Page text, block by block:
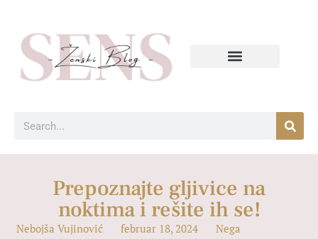
Prepoznajte gljivice na
noktima i rešite ih se!
Nebojša Vujinović februar 18, 2024 Nega